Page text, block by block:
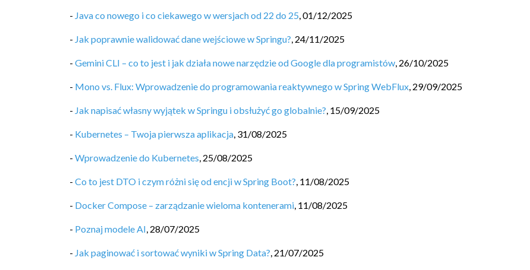
- Java co nowego i co ciekawego w wersjach od 22 do 25,01/12/2025
- Jak poprawnie walidować dane wejściowe w Springu?, 24/11/2025
- Gemini CLI – co to jest i jak działa nowe narzędzie od Google dla programistów, 26/10/2025
- Mono vs. Flux: Wprowadzenie do programowania reaktywnego w Spring WebFlux, 29/09/2025
- Jak napisać własny wyjątek w Springu i obsłużyć go globalnie?, 15/09/2025
- Kubernetes – Twoja pierwsza aplikacja, 31/08/2025
- Wprowadzenie do Kubernetes, 25/08/2025
- Co to jest DTO i czym różni się od encji w Spring Boot?, 11/08/2025
- Docker Compose – zarządzanie wieloma kontenerami, 11/08/2025
- Poznaj modele AI, 28/07/2025
- Jak paginować i sortować wyniki w Spring Data?, 21/07/2025